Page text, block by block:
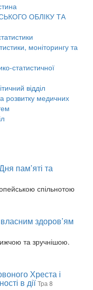
ОБЛІКУ ТА
моніторингу та
статистичної
відділ
розвитку медичних
пам’яті та
спільнотою
здоров’ям
та зручнішою.
Хреста і
в дії Тра 8